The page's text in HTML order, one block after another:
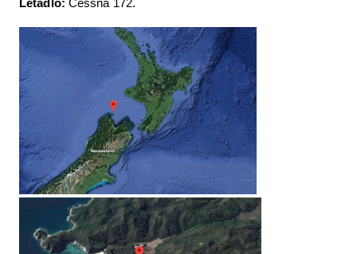
Letadlo: Cessna 172.